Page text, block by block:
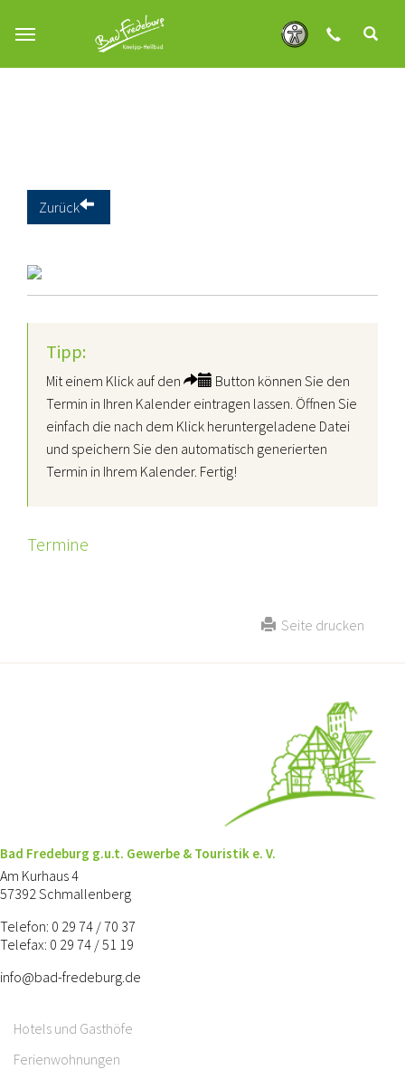
Zurück
Tipp:
Mit einem Klick auf den
Button können Sie den
Termin in Ihren Kalender eintragen lassen. Öffnen Sie
einfach die nach dem Klick heruntergeladene Datei
und speichern Sie den automatisch generierten
Termin in Ihrem Kalender. Fertig!
Termine
Seite drucken
Bad Fredeburg g.u.t. Gewerbe & Touristik e. V.
Am Kurhaus 4
57392 Schmallenberg
Telefon: 0 29 74 / 70 37
Telefax: 0 29 74 / 51 19
info@bad-fredeburg.de
Hotels und Gasthöfe
Ferienwohnungen